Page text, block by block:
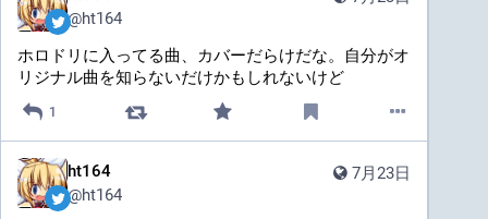
@ht164
ホロドリに入ってる曲、カバーだらけだな。自分がオ
リジナル曲を知らないだけかもしれないけど
1
7月23日
ht164
@ht164